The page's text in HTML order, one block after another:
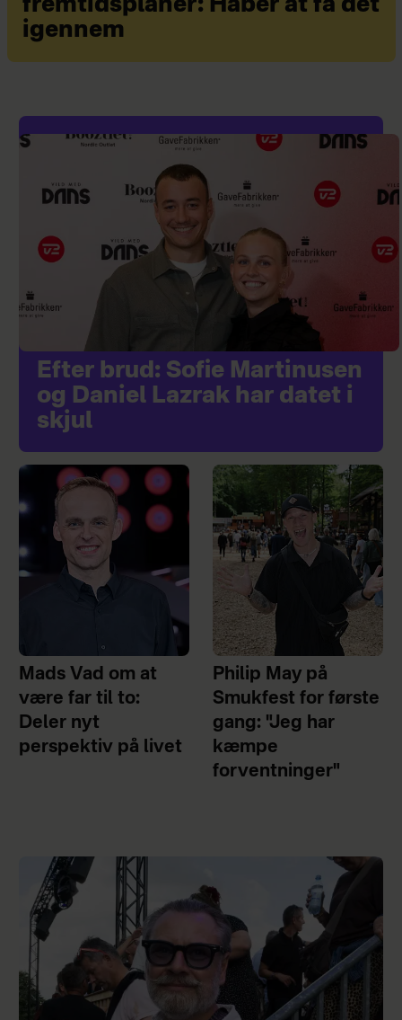
fremtidsplaner: Håber at få det
igennem
Efter brud: Sofie Martinusen
og Daniel Lazrak har datet i
skjul
Mads Vad om at
være far til to:
Deler nyt
perspektiv på livet
Philip May på
Smukfest for første
gang: "Jeg har
kæmpe
forventninger"